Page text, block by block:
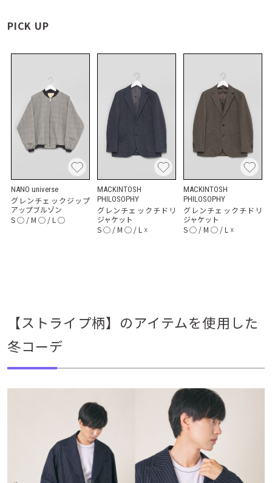
PICK UP
NANO universe
グレンチェックジップ
アップブルゾン
S◯ /M ◯ /L ◯
MACKINTOSH
PHILOSOPHY
グレンチェックチドリ
ジャケット
S◯ /M ◯ /L ☓
MACKINTOSH
PHILOSOPHY
グレンチェックチドリ
ジャケット
S◯ /M ◯ /L ☓
【ストライプ柄】のアイテムを使用した
冬コーデ